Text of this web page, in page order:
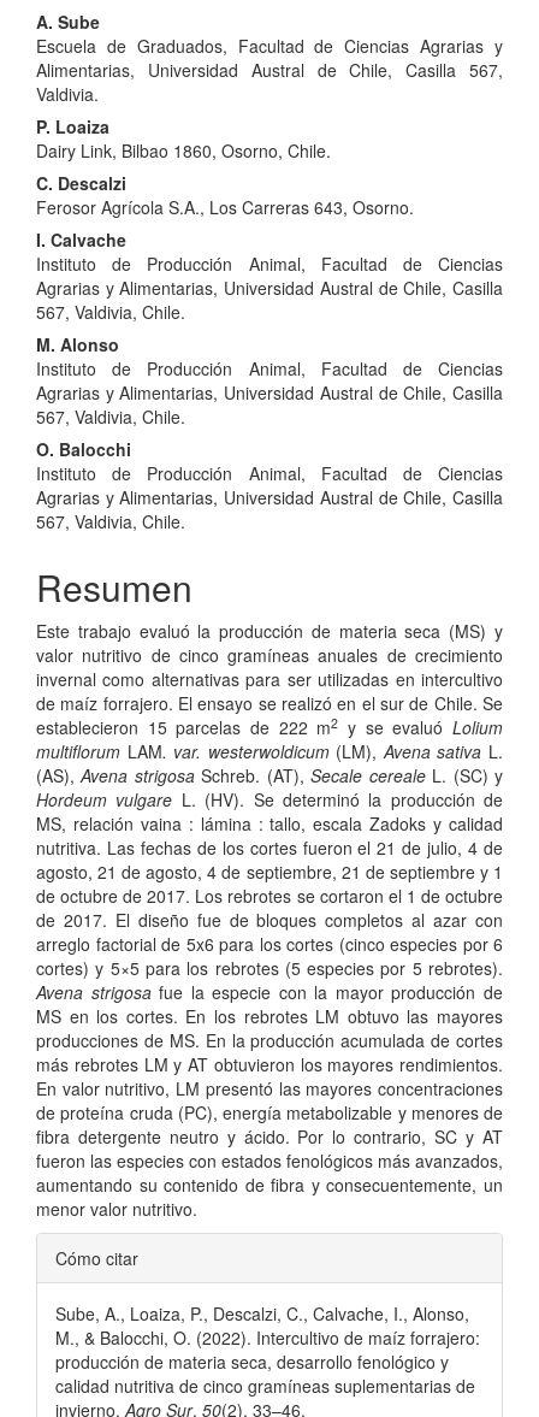
Contenido
principal
del
artículo
A. Sube
Escuela de Graduados, Facultad de Ciencias Agrarias y
Alimentarias, Universidad Austral de Chile, Casilla 567,
Valdivia.
P. Loaiza
Dairy Link, Bilbao 1860, Osorno, Chile.
C. Descalzi
Ferosor Agrícola S.A., Los Carreras 643, Osorno.
I. Calvache
Instituto de Producción Animal, Facultad de Ciencias
Agrarias y Alimentarias, Universidad Austral de Chile, Casilla
567, Valdivia, Chile.
M. Alonso
Instituto de Producción Animal, Facultad de Ciencias
Agrarias y Alimentarias, Universidad Austral de Chile, Casilla
567, Valdivia, Chile.
O. Balocchi
Instituto de Producción Animal, Facultad de Ciencias
Agrarias y Alimentarias, Universidad Austral de Chile, Casilla
567, Valdivia, Chile.
Resumen
Este trabajo evaluó la producción de materia seca (MS) y
valor nutritivo de cinco gramíneas anuales de crecimiento
invernal como alternativas para ser utilizadas en intercultivo
de maíz forrajero. El ensayo se realizó en el sur de Chile. Se
establecieron 15 parcelas de 222 m2 y se evaluóLolium
multiflorum LAM. var. westerwoldicum (LM), Avena sativa L.
(AS),Avena strigosaSchreb. (AT),Secale cereale L. (SC) y
Hordeum vulgare L. (HV). Se determinó la producción de
MS, relación vaina : lámina : tallo, escala Zadoks y calidad
nutritiva. Las fechas de los cortes fueron el 21 de julio, 4 de
agosto, 21 de agosto, 4 de septiembre, 21 de septiembre y 1
de octubre de 2017. Los rebrotes se cortaron el 1 de octubre
de 2017. El diseño fue de bloques completos al azar con
arreglo factorial de 5x6 para los cortes (cinco especies por 6
cortes) y 5×5 para los rebrotes (5 especies por 5 rebrotes).
Avena strigosafue la especie con la mayor producción de
MS en los cortes. En los rebrotes LM obtuvo las mayores
producciones de MS. En la producción acumulada de cortes
más rebrotes LM y AT obtuvieron los mayores rendimientos.
En valor nutritivo, LM presentó las mayores concentraciones
de proteína cruda (PC), energía metabolizable y menores de
fibra detergente neutro y ácido. Por lo contrario, SC y AT
fueron las especies con estados fenológicos más avanzados,
aumentando su contenido de fibra y consecuentemente, un
menor valor nutritivo.
Detalles
del
artículo
Cómo citar
Sube, A., Loaiza, P., Descalzi, C., Calvache, I., Alonso,
M., & Balocchi, O. (2022). Intercultivo de maíz forrajero:
producción de materia seca, desarrollo fenológico y
calidad nutritiva de cinco gramíneas suplementarias de
invierno. Agro Sur, 50(2), 33–46.